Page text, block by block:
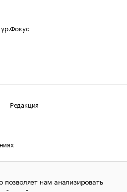
Редакция
О соблюдении авторских прав
1995–2026.Сообщения
нам анализировать